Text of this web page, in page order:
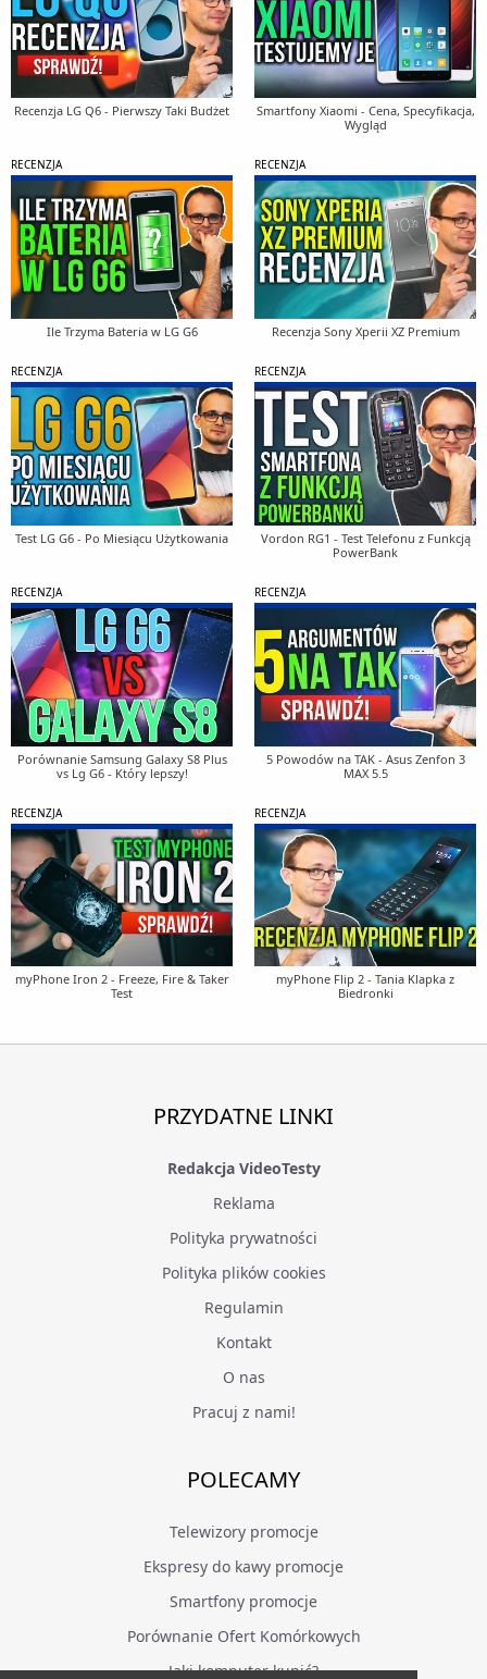
Recenzja LG Q6 - Pierwszy Taki Budżet
Smartfony Xiaomi - Cena, Specyfikacja,
Wygląd
RECENZJA
Ile Trzyma Bateria w LG G6
RECENZJA
Recenzja Sony Xperii XZ Premium
RECENZJA
Test LG G6 - Po Miesiącu Użytkowania
RECENZJA
Vordon RG1 - Test Telefonu z Funkcją
PowerBank
RECENZJA
Porównanie Samsung Galaxy S8 Plus
vs Lg G6 - Który lepszy!
RECENZJA
5 Powodów na TAK - Asus Zenfon 3
MAX 5.5
RECENZJA
myPhone Iron 2 - Freeze, Fire & Taker
Test
RECENZJA
myPhone Flip 2 - Tania Klapka z
Biedronki
PRZYDATNE LINKI
Redakcja VideoTesty
Reklama
Polityka prywatności
Polityka plików cookies
Regulamin
Kontakt
O nas
Pracuj z nami!
POLECAMY
Telewizory promocje
Ekspresy do kawy promocje
Smartfony promocje
Porównanie Ofert Komórkowych
Jaki komputer kupić?